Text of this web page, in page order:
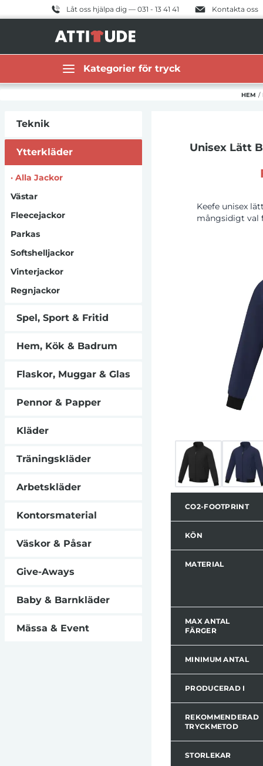
Låt oss hjälpa dig — 031 - 13 41 41 Kontakta oss
Kategorier för tryck
HEM /
Teknik
Ytterkläder
· Alla Jackor
Västar
Fleecejackor
Parkas
Softshelljackor
Vinterjackor
Regnjackor
Spel, Sport & Fritid
Hem, Kök & Badrum
Flaskor, Muggar & Glas
Pennor & Papper
Kläder
Träningskläder
Arbetskläder
Kontorsmaterial
Väskor & Påsar
Give-Aways
Baby & Barnkläder
Mässa & Event
Unisex Lätt
Keefe unisex
mångsidigt val
dig mot kyla
med
följeslagare för
CO2-FOOTPRINT
KÖN
MATERIAL
MAX ANTAL
FÄRGER
MINIMUM ANTAL
PRODUCERAD I
REKOMMENDERAD
TRYCKMETOD
STORLEKAR